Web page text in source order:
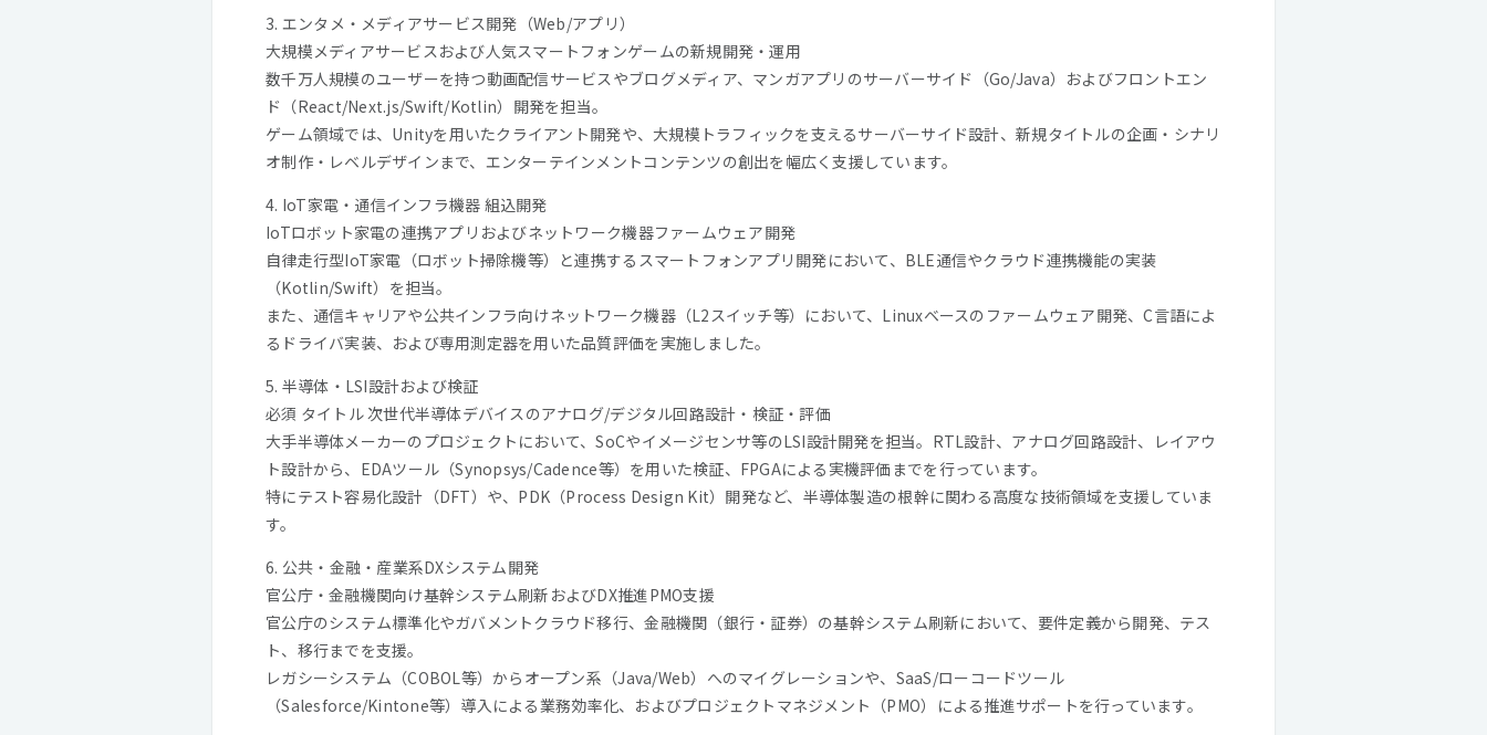
3. エンタメ・メディアサービス開発（Web/アプリ）
大規模メディアサービスおよび人気スマートフォンゲームの新規開発・運用
数千万人規模のユーザーを持つ動画配信サービスやブログメディア、マンガアプリのサーバーサイド（Go/Java）およびフロントエン
ド（React/Next.js/Swift/Kotlin）開発を担当。
ゲーム領域では、Unityを用いたクライアント開発や、大規模トラフィックを支えるサーバーサイド設計、新規タイトルの企画・シナリ
オ制作・レベルデザインまで、エンターテインメントコンテンツの創出を幅広く支援しています。
4. IoT家電・通信インフラ機器 組込開発
IoTロボット家電の連携アプリおよびネットワーク機器ファームウェア開発
自律走行型IoT家電（ロボット掃除機等）と連携するスマートフォンアプリ開発において、BLE通信やクラウド連携機能の実装
（Kotlin/Swift）を担当。
また、通信キャリアや公共インフラ向けネットワーク機器（L2スイッチ等）において、Linuxベースのファームウェア開発、C言語によ
るドライバ実装、および専用測定器を用いた品質評価を実施しました。
5. 半導体・LSI設計および検証
必須 タイトル 次世代半導体デバイスのアナログ/デジタル回路設計・検証・評価
大手半導体メーカーのプロジェクトにおいて、SoCやイメージセンサ等のLSI設計開発を担当。RTL設計、アナログ回路設計、レイアウ
ト設計から、EDAツール（Synopsys/Cadence等）を用いた検証、FPGAによる実機評価までを行っています。
特にテスト容易化設計（DFT）や、PDK（Process Design Kit）開発など、半導体製造の根幹に関わる高度な技術領域を支援していま
す。
6. 公共・金融・産業系DXシステム開発
官公庁・金融機関向け基幹システム刷新およびDX推進PMO支援
官公庁のシステム標準化やガバメントクラウド移行、金融機関（銀行・証券）の基幹システム刷新において、要件定義から開発、テス
ト、移行までを支援。
レガシーシステム（COBOL等）からオープン系（Java/Web）へのマイグレーションや、SaaS/ローコードツール
（Salesforce/Kintone等）導入による業務効率化、およびプロジェクトマネジメント（PMO）による推進サポートを行っています。